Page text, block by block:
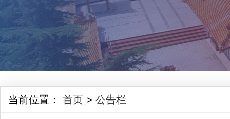
当前位置： 首页 > 公告栏